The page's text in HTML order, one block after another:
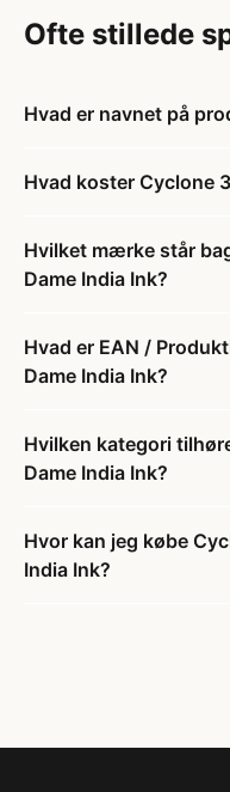
Ofte stillede
Hvad er navnet på
Hvad koster Cyclone
Hvilket mærke står
Dame India Ink?
Hvad er EAN /
Dame India Ink?
Hvilken kategori
Dame India Ink?
Hvor kan jeg købe
India Ink?